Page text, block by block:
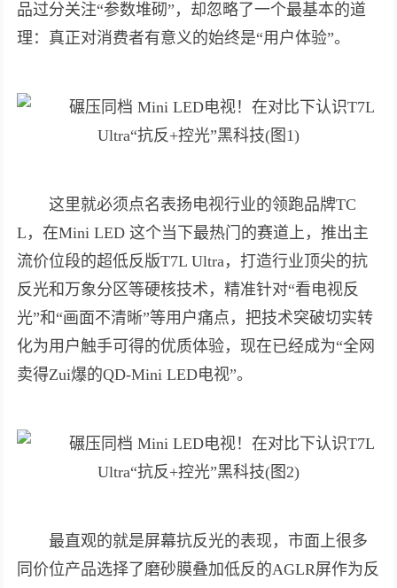
品过分关注“参数堆砌”，却忽略了一个最基本的道
理：真正对消费者有意义的始终是“用户体验”。
这里就必须点名表扬电视行业的领跑品牌TC
L，在Mini LED 这个当下最热门的赛道上，推出主
流价位段的超低反版T7L Ultra，打造行业顶尖的抗
反光和万象分区等硬核技术，精准针对“看电视反
光”和“画面不清晰”等用户痛点，把技术突破切实转
化为用户触手可得的优质体验，现在已经成为“全网
卖得Zui爆的QD-Mini LED电视”。
最直观的就是屏幕抗反光的表现，市面上很多
同价位产品选择了磨砂膜叠加低反的AGLR屏作为反